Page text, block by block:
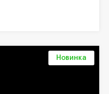
Новинка